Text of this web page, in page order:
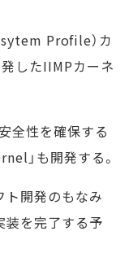
Profile）カ
したIIMPカーネ
全性を確保する
」も開発する。
ト開発のもなみ
装を完了する予